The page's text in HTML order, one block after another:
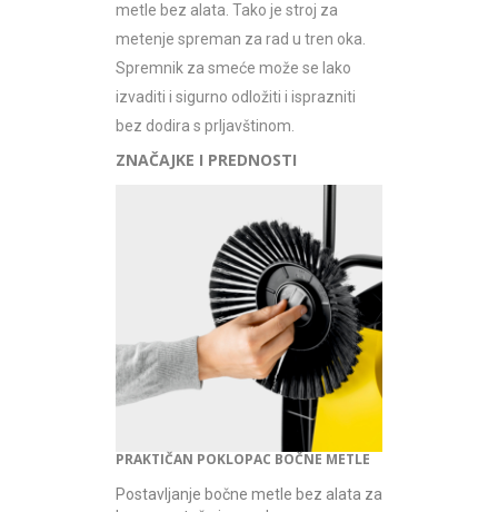
metle bez alata. Tako je stroj za
metenje spreman za rad u tren oka.
Spremnik za smeće može se lako
izvaditi i sigurno odložiti i isprazniti
bez dodira s prljavštinom.
ZNAČAJKE I PREDNOSTI
PRAKTIČAN POKLOPAC BOČNE METLE
Postavljanje bočne metle bez alata za